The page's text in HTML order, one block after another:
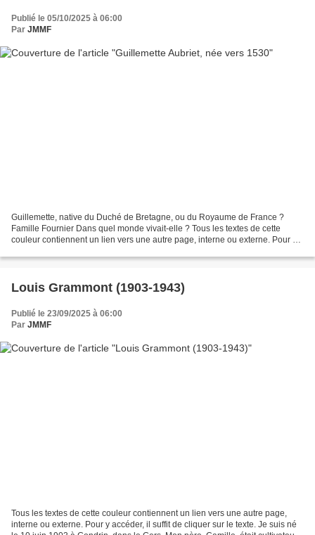
Publié le 05/10/2025 à 06:00
Par JMMF
Guillemette, native du Duché de Bretagne, ou du Royaume de France ?
Famille Fournier Dans quel monde vivait-elle ? Tous les textes de cette
couleur contiennent un lien vers une autre page, interne ou externe. Pour y
Louis Grammont (1903-1943)
Publié le 23/09/2025 à 06:00
Par JMMF
Tous les textes de cette couleur contiennent un lien vers une autre page,
interne ou externe. Pour y accéder, il suffit de cliquer sur le texte. Je suis né